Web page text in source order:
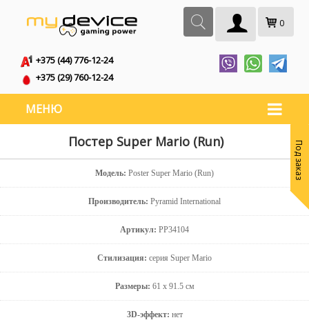
0
+375 (44) 776-12-24
+375 (29) 760-12-24
МЕНЮ
Постер Super Mario (Run)
Модель: Poster Super Mario (Run)
Производитель: Pyramid International
Артикул: PP34104
Стилизация: серия Super Mario
Размеры: 61 x 91.5 см
3D-эффект: нет
Под заказ